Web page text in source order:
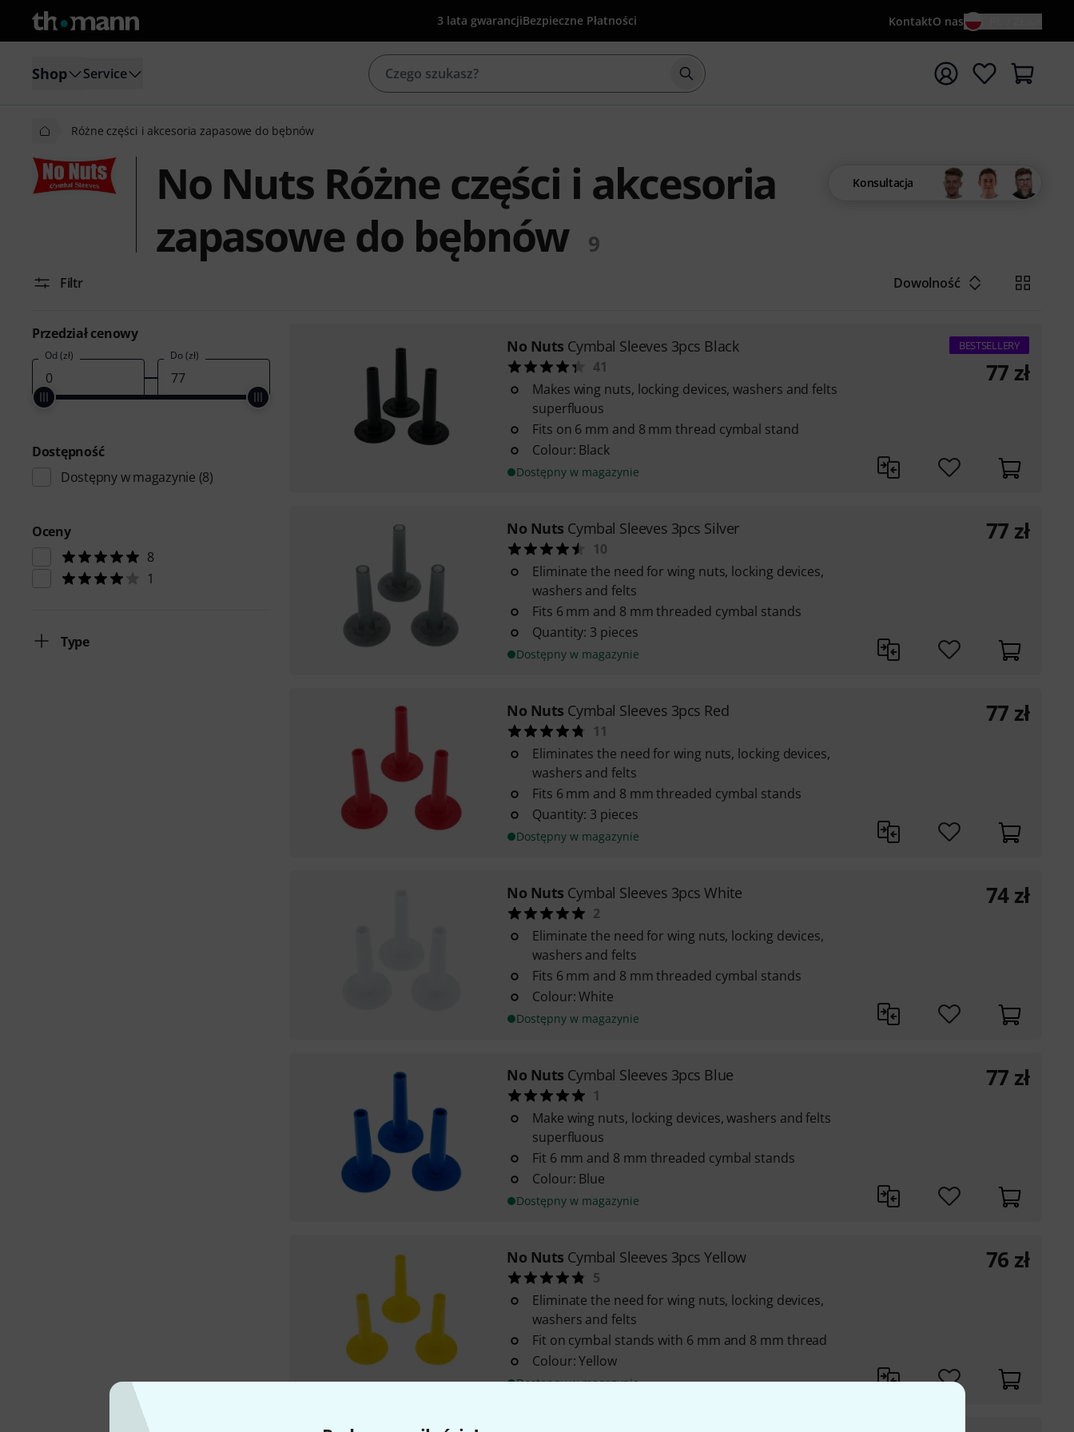
3 lata gwarancjiBezpieczne Płatności KontaktO nas
Shop Service Rozpocznij wyszukiwanie od słowa kluczowego {searchTerm}
Różne części i akcesoria zapasowe do bębnów
No Nuts Różne części i akcesoria
zapasowe do bębnów
9
Konsultacja
Filtr Dowolność
Przedział cenowy
Od (zł) Do (zł)
Dostępność
Dostępny w magazynie (8)
Oceny
8
1
Type
No Nuts Cymbal Sleeves 3pcs Black
41
Makes wing nuts, locking devices, washers and felts
superfluous
Fits on 6 mm and 8 mm thread cymbal stand
Colour: Black
Dostępny w magazynie
BESTSELLERY
77 zł
No Nuts Cymbal Sleeves 3pcs Silver
10
Eliminate the need for wing nuts, locking devices,
washers and felts
Fits 6 mm and 8 mm threaded cymbal stands
Quantity: 3 pieces
Dostępny w magazynie
77 zł
No Nuts Cymbal Sleeves 3pcs Red
11
Eliminates the need for wing nuts, locking devices,
washers and felts
Fits 6 mm and 8 mm threaded cymbal stands
Quantity: 3 pieces
Dostępny w magazynie
77 zł
No Nuts Cymbal Sleeves 3pcs White
2
Eliminate the need for wing nuts, locking devices,
washers and felts
Fits 6 mm and 8 mm threaded cymbal stands
Colour: White
Dostępny w magazynie
74 zł
No Nuts Cymbal Sleeves 3pcs Blue
1
Make wing nuts, locking devices, washers and felts
superfluous
Fit 6 mm and 8 mm threaded cymbal stands
Colour: Blue
Dostępny w magazynie
77 zł
No Nuts Cymbal Sleeves 3pcs Yellow
5
Eliminate the need for wing nuts, locking devices,
washers and felts
Fit on cymbal stands with 6 mm and 8 mm thread
Colour: Yellow
Dostępny w magazynie
76 zł